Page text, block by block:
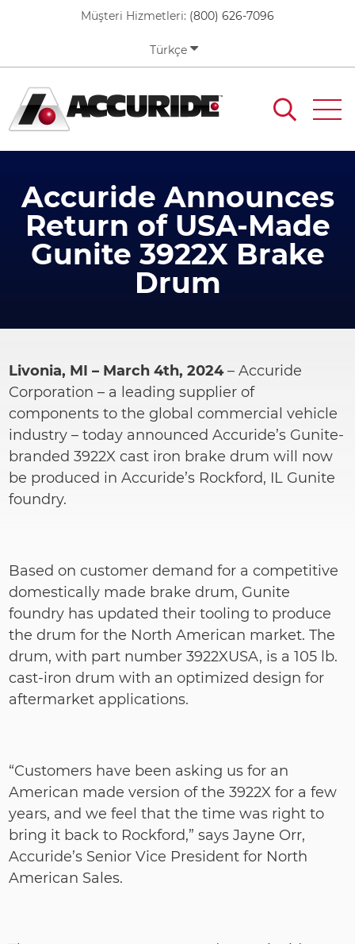
content
Müşteri Hizmetleri: (800) 626-7096
Türkçe
Accuride Announces
Return of USA-Made
Gunite 3922X Brake
Drum
Livonia, MI – March 4th, 2024–Accuride
Corporation – a leading supplier of
components to the global commercial vehicle
industry – today announced Accuride’s Gunite-
branded 3922X cast iron brake drum will now
be produced in Accuride’s Rockford, IL Gunite
foundry.
Based on customer demand for a competitive
domestically made brake drum, Gunite
foundry has updated their tooling to produce
the drum for the North American market. The
drum, with part number 3922XUSA, is a 105 lb.
cast-iron drum with an optimized design for
aftermarket applications.
“Customers have been asking us for an
American made version of the 3922X for a few
years, and we feel that the time was right to
bring it back to Rockford,” says Jayne Orr,
Accuride’s Senior Vice President for North
American Sales.